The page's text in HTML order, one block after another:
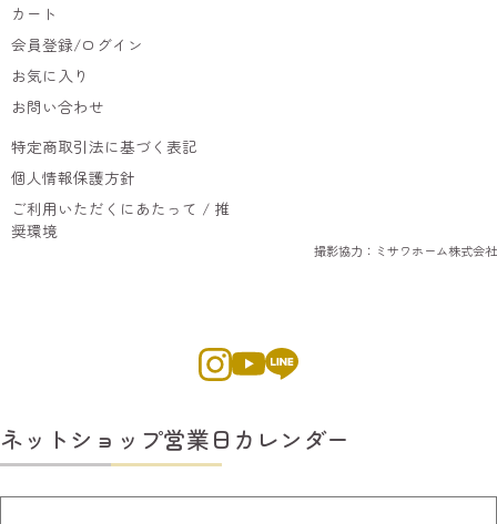
カート
会員登録/ログイン
お気に入り
お問い合わせ
特定商取引法に基づく表記
個人情報保護方針
ご利用いただくにあたって / 推
奨環境
撮影協力：ミサワホーム株式会社
ネットショップ営業日カレンダー